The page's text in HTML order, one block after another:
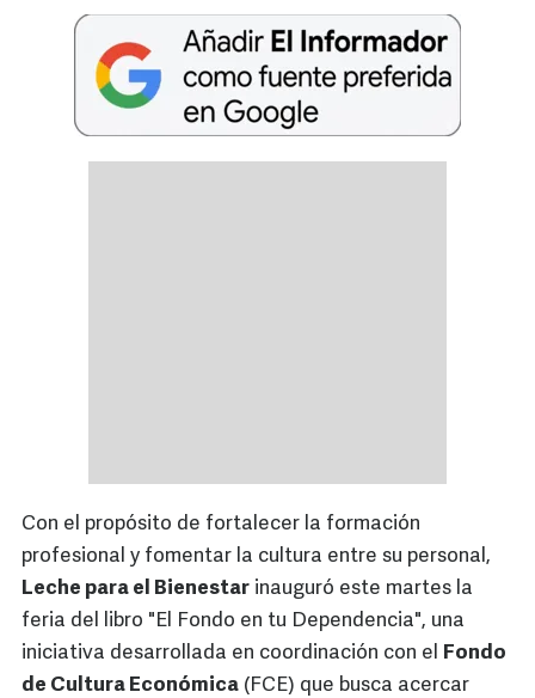
Con el propósito de fortalecer la formación
profesional y fomentar la cultura entre su personal,
Leche para el Bienestar inauguró este martes la
feria del libro "El Fondo en tu Dependencia", una
iniciativa desarrollada en coordinación con el
Fondo
de Cultura Económica (FCE) que busca acercar